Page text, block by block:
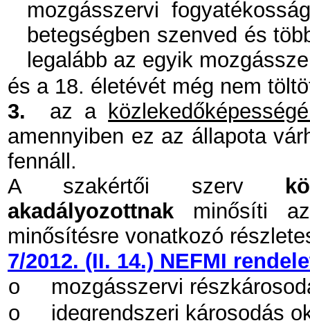
mozgásszervi
betegségben szenved és
legalább az egyik
és a 18. életévét még nem
3.
az a
amennyiben ez az állapota
fennáll.
A szakértői szerv
akadályozottnak minősíti
minősítésre vonatkozó
7/2012. (II. 14.) NEFMI
o
mozgásszervi
o
idegrendszeri károsodás